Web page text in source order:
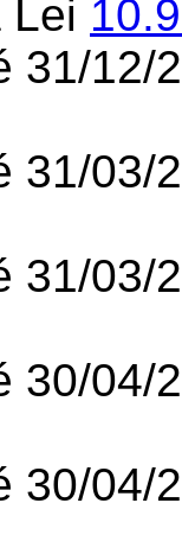
Lei
31/12/
31/03/
31/03/
30/04/
30/04/